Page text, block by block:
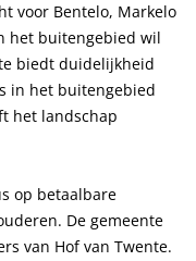
voor Bentelo, Markelo
het buitengebied wil
biedt duidelijkheid
in het buitengebied
het landschap
op betaalbare
De gemeente
van Hof van Twente.